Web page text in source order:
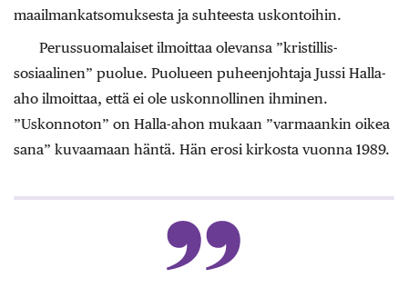
maailmankatsomuksesta ja suhteesta uskontoihin.
Perussuomalaiset ilmoittaa olevansa ”kristillis-
sosiaalinen” puolue. Puolueen puheenjohtaja Jussi Halla-
aho ilmoittaa, että ei ole uskonnollinen ihminen.
”Uskonnoton” on Halla-ahon mukaan ”varmaankin oikea
sana” kuvaamaan häntä. Hän erosi kirkosta vuonna 1989.